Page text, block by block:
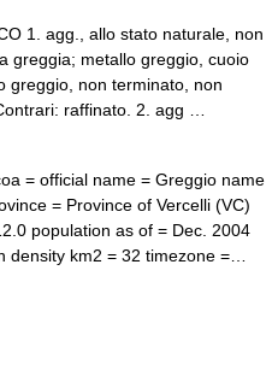
1. agg., allo stato naturale, non
greggia; metallo greggio, cuoio
greggio, non terminato, non
raffinato. 2. agg …
= official name = Greggio name
= Province of Vercelli (VC)
population as of = Dec. 2004
density km2 = 32 timezone =…